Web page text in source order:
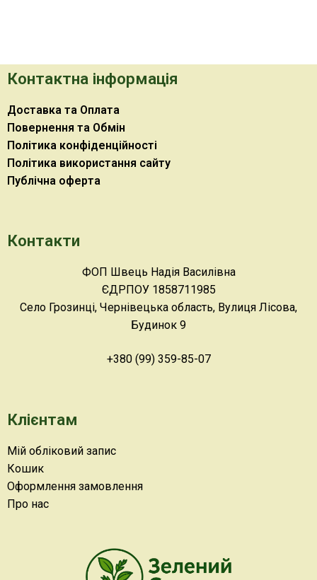
Контактна інформація
Доставка та Оплата
Повернення та Обмін
Політика конфіденційності
Політика використання сайту
Публічна оферта
Контакти
ФОП Швець Надія Василівна
ЄДРПОУ 1858711985
Село Грозинці, Чернівецька область, Вулиця Лісова,
Будинок 9
+380 (99) 359-85-07
Клієнтам
Мій обліковий запис
Кошик
Оформлення замовлення
Про нас